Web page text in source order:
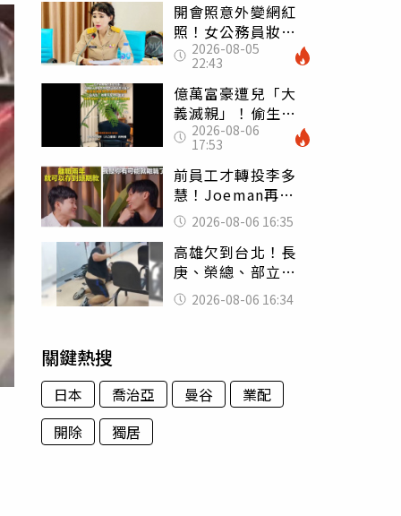
開會照意外變網紅
照！女公務員妝容
掀2千則留言 本人
怒嗆：化妝有錯嗎
2026-08-05
22:43
億萬富豪遭兒「大
義滅親」！偷生子
怕曝光 竟盜鄰居
身份辦假證落戶
2026-08-06
17:53
前員工才轉投李多
慧！Joeman再談
建文爆紅 認「很
清楚他的價值」
2026-08-06 16:35
高雄欠到台北！長
庚、榮總、部立醫
院都受害 「醫療
暴力男」離譜紀錄
2026-08-06 16:34
關鍵熱搜
日本 喬治亞 曼谷
業配
開除
獨居